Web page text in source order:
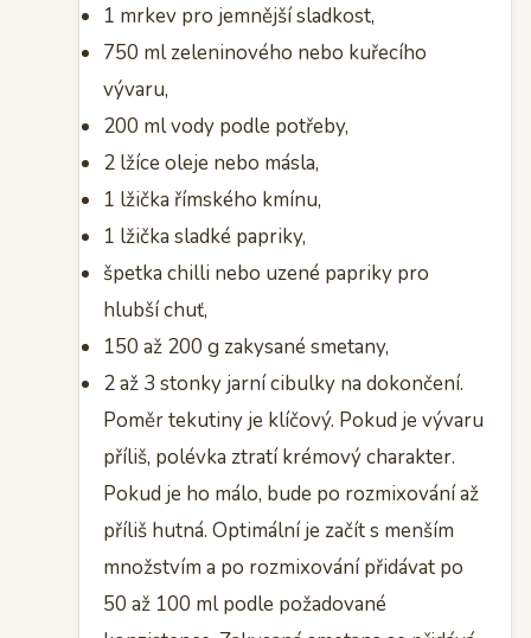
1 mrkev pro jemnější sladkost,
750 ml zeleninového nebo kuřecího
vývaru,
200 ml vody podle potřeby,
2 lžíce oleje nebo másla,
1 lžička římského kmínu,
1 lžička sladké papriky,
špetka chilli nebo uzené papriky pro
hlubší chuť,
150 až 200 g zakysané smetany,
2 až 3 stonky jarní cibulky na dokončení.
Poměr tekutiny je klíčový. Pokud je vývaru
příliš, polévka ztratí krémový charakter.
Pokud je ho málo, bude po rozmixování až
příliš hutná. Optimální je začít s menším
množstvím a po rozmixování přidávat po
50 až 100 ml podle požadované